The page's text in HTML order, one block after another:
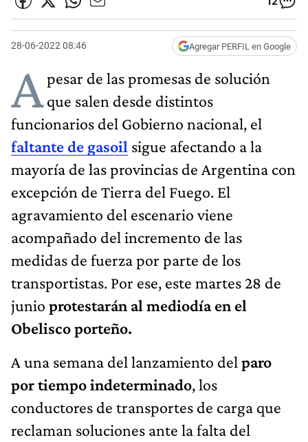
28-06-2022 08:46 Agregar PERFIL en Google
Apesar de las promesas de solución
que salen desde distintos
funcionarios del Gobierno nacional, el
faltante de gasoil sigue afectando a la
mayoría de las provincias de Argentina con
excepción de Tierra del Fuego. El
agravamiento del escenario viene
acompañado del incremento de las
medidas de fuerza por parte de los
transportistas. Por ese, este martes 28 de
junio protestarán al mediodía en el
Obelisco porteño.
A una semana del lanzamiento del paro
por tiempo indeterminado, los
conductores de transportes de carga que
reclaman soluciones ante la falta del